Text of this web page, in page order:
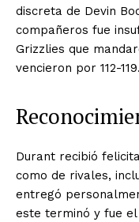
discreta de Devin
compañeros fue
Grizzlies que
vencieron por 112-119.
Durant recibió
como de rivales,
entregó
este terminó y fue